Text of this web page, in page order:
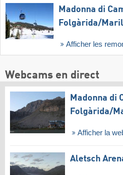
Madonna di
Folgàrida/​
Afficher les
Webcams en direct
Madonna di
Folgàrida/​
Afficher la
Aletsch